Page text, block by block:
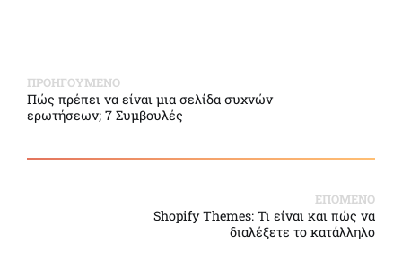
ΠΡΟΗΓΟΥΜΕΝΟ
Πώς πρέπει να είναι μια σελίδα συχνών
ερωτήσεων; 7 Συμβουλές
ΕΠΟΜΕΝΟ
Shopify Themes: Τι είναι και πώς να
διαλέξετε το κατάλληλο